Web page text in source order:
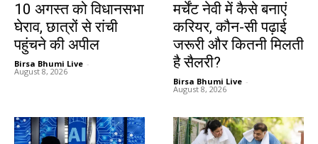
10 अगस्त को विधानसभा
घेराव, छात्रों से रांची
पहुंचने की अपील
Birsa Bhumi Live -
August 8, 2026
मर्चेंट नेवी में कैसे बनाएं
करियर, कौन-सी पढ़ाई
जरूरी और कितनी मिलती
है सैलरी?
Birsa Bhumi Live -
August 8, 2026